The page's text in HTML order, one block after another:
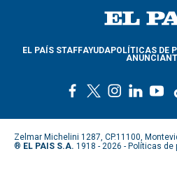
EL PAÍS STAFFAYUDAPOLÍTICAS DE
c
e
b
w
i
t
s
t
a
l
n
k
e
y
u
u
Zelmar Michelini 1287, CP.11100,
® EL PAIS S.A. 1918 - 2026 - Políticas de